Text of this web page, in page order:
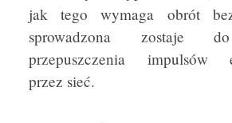
jak tego wymaga obrót
sprowadzona zostaje
przepuszczenia impulsów
przez sieć.